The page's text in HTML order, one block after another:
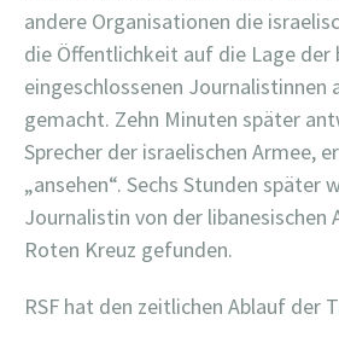
andere Organisationen die
die Öffentlichkeit auf die Lage der
eingeschlossenen Journalistinnen
gemacht. Zehn Minuten später
Sprecher der israelischen Armee,
„ansehen“. Sechs Stunden später
Journalistin von der libanesischen
Roten Kreuz gefunden.
RSF hat den zeitlichen Ablauf der